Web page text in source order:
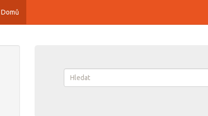
Domů
Vyhledávání